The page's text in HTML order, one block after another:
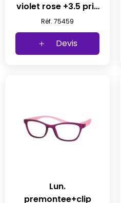
violet rose +3.5 prix
net
Réf. 75459
Devis
Lun.
premontee+clip